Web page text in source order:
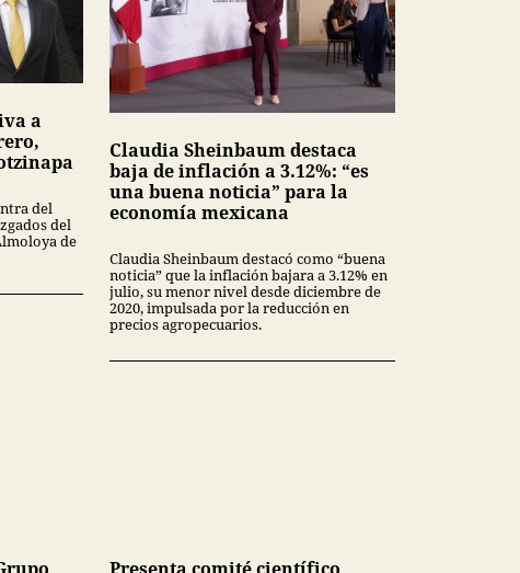
a
del
del
de
Claudia Sheinbaum destaca
baja de inflación a 3.12%: “es
una buena noticia” para la
economía mexicana
Claudia Sheinbaum destacó como “buena
noticia” que la inflación bajara a 3.12% en
julio, su menor nivel desde diciembre de
2020, impulsada por la reducción en
precios agropecuarios.